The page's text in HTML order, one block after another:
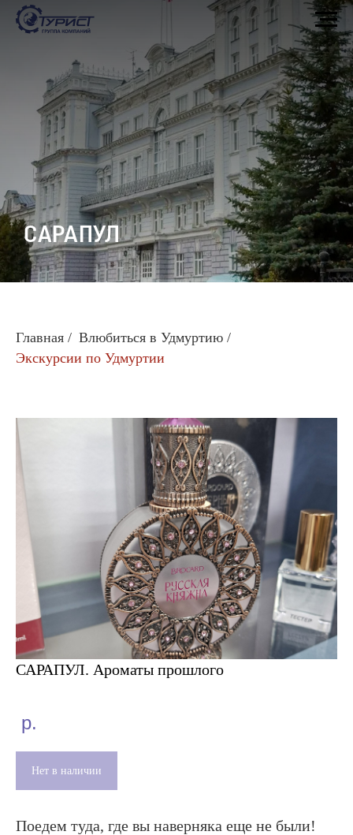
САРАПУЛ
Главная / Влюбиться в Удмуртию /
Экскурсии по Удмуртии
САРАПУЛ. Ароматы прошлого
р.
Нет в наличии
Поедем туда, где вы наверняка еще не были!